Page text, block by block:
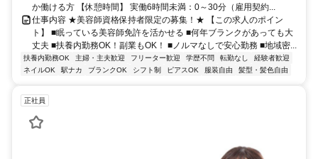
か働ける方 【休憩時間】 実働6時間未満：0～30分（雇用契約...
仕事内容 ★美容師資格保持者限定の募集！★ 【この求人のポイン
ト】 ■眠っている美容師免許を活かせる ■何年ブランクがあっても大
丈夫 ■扶養内勤務OK！副業もOK！ ■ノルマなしで安心勤務 ■地域密...
扶養内勤務OK 主婦・主夫歓迎 フリーター歓迎 学歴不問 転勤なし
経験者歓迎
ネイルOK
駅ナカ ブランクOK シフト制 ピアスOK 服装自由 髪型・髪色自由
正社員